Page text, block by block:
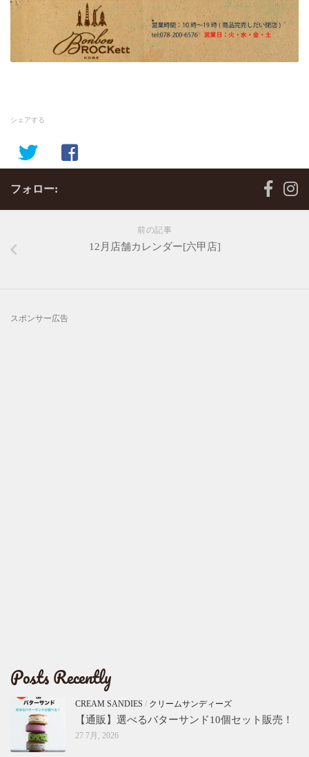
シェアする
フォロー:
前の記事
12月店舗カレンダー[六甲店]
スポンサー広告
Posts Recently
CREAM SANDIES / クリームサンディーズ
【通販】選べるバターサンド10個セット販売！
27 7月, 2026